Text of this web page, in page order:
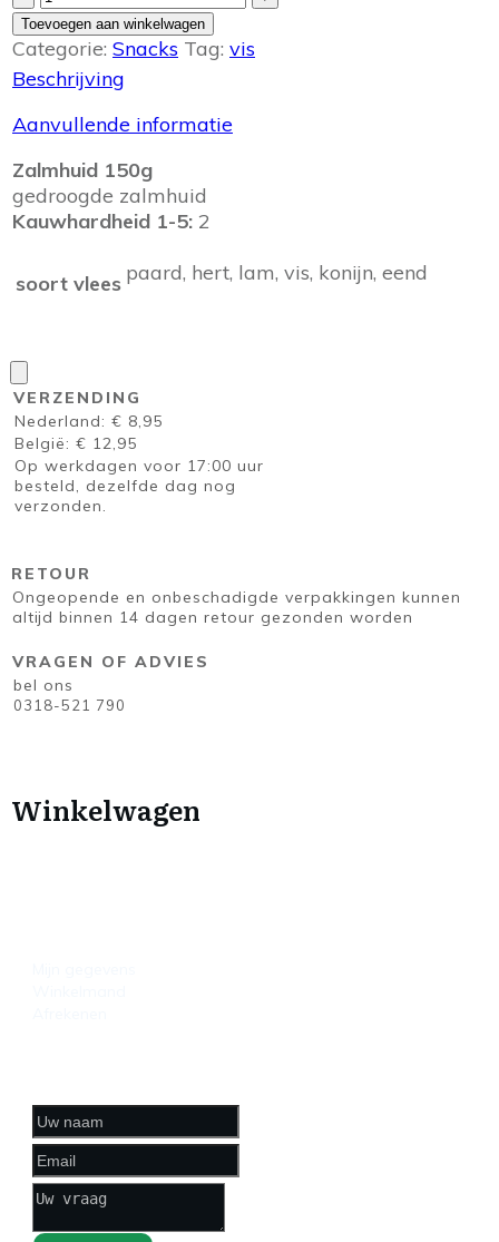
150g
aantal
Toevoegen aan winkelwagen
Categorie: Snacks Tag: vis
Beschrijving
Aanvullende informatie
Zalmhuid 150g
gedroogde zalmhuid
Kauwhardheid 1-5: 2
soort vlees paard, hert, lam, vis, konijn, eend
VERZENDING
Nederland: € 8,95
België: € 12,95
Op werkdagen voor 17:00 uur
besteld, dezelfde dag nog
verzonden.
RETOUR
Ongeopende en onbeschadigde verpakkingen kunnen
altijd binnen 14 dagen retour gezonden worden
VRAGEN OF ADVIES
bel ons
0318-521 790
Winkelwagen